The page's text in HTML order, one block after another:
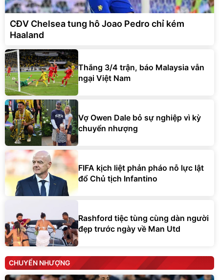
CĐV Chelsea tung hô Joao Pedro chỉ kém
Haaland
Thắng 3/4 trận, báo Malaysia vẫn
ngại Việt Nam
Vợ Owen Dale bỏ sự nghiệp vì kỳ
chuyển nhượng
FIFA kịch liệt phản pháo nỗ lực lật
đổ Chủ tịch Infantino
Rashford tiệc tùng cùng dàn người
đẹp trước ngày về Man Utd
CHUYỂN NHƯỢNG